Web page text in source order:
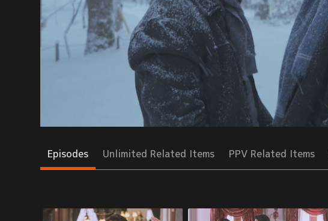
Episodes Unlimited Related Items PPV Related Items